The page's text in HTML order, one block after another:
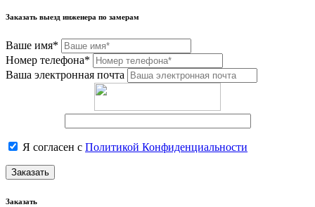
Заказать выезд инженера по замерам
Ваше имя*
Номер телефона*
Ваша электронная почта
Я согласен с Политикой Конфиденциальности
Заказать
Заказать